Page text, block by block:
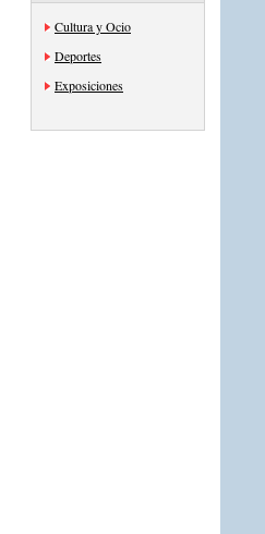
Cultura y Ocio
Deportes
Exposiciones